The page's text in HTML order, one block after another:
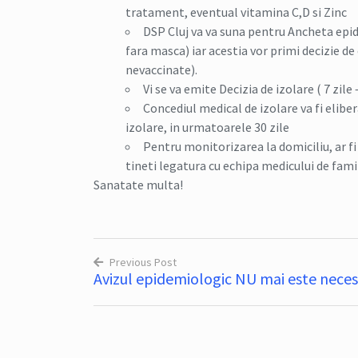
tratament, eventual vitamina C,D si Zinc
DSP Cluj va va suna pentru Ancheta
fara masca) iar acestia vor primi decizie
nevaccinate).
Vi se va emite Decizia de izolare ( 7
Concediul medical de izolare va fi
izolare, in urmatoarele 30 zile
Pentru monitorizarea la domiciliu, ar
tineti legatura cu echipa medicului de
Sanatate multa!
Navigare
Previous Post
Avizul epidemiologic NU mai este